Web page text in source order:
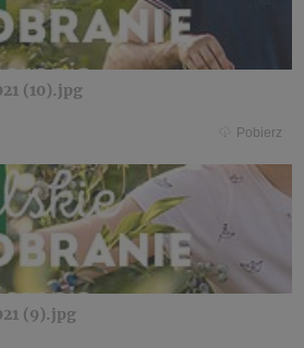
(10).jpg
Pobierz
(9).jpg